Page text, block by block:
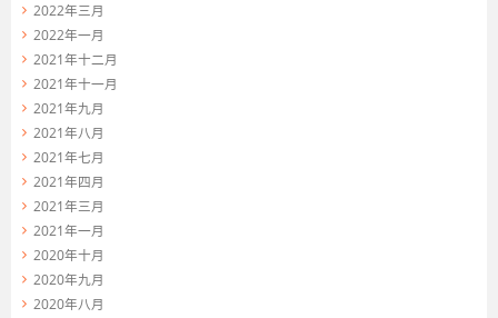
2022年三月
2022年一月
2021年十二月
2021年十一月
2021年九月
2021年八月
2021年七月
2021年四月
2021年三月
2021年一月
2020年十月
2020年九月
2020年八月